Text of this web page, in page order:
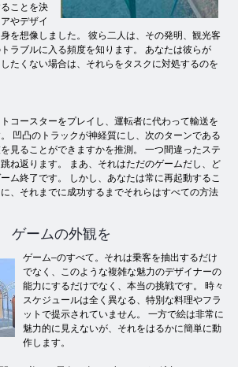
ことを決
やデザイ
を想像しました。 彼ら二人は、その発明、観光客
ラブルに入る頻度を知ります。 あなたは彼らが
たくない場合は、それらをタスクに対処するのを
コースターをプレイし、運転者に代わって輸送を
凹凸のトラックが神経質にし、次のターンである
見ることができますかを推測。 一つ間違ったステ
ね返ります。 まあ、それはただのゲームだし、ど
ム終了です。 しかし、あなたは常に再起動するこ
、それまでに成功するまでそれらはすべての方法
ゲームの外観を
ゲーム–のすべて。それは乗客を抽出するだけ
でなく、このような複雑な魅力のデザイナーの
能力にするだけでなく、本当の挑戦です。 時々
スケジュールは全く異なる、特別な料理やフラ
ットで提示されていません。 一方で絵は非常に
魅力的に見えないが、それをはるかに簡単に動
作します。